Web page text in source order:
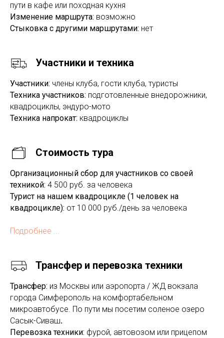
пути в кафе или походная кухня
Изменение маршрута: возможно
Стыковка с другими маршрутами: нет
Участники и техника
Участники: члены клуба, гости клуба, туристы
Техника участников: подготовленные внедорожники,
квадроциклы, эндуро-мото
Техника напрокат: квадроциклы
Стоимость тура
Организационный сбор для участников со своей
техникой: 4 500 руб. за человека
Турист на нашем квадроцикле (1 человек на
квадроцикле): от 10 000 руб./день за человека
Подробнее ...
Трансфер и перевозка техники
Трансфер: из Москвы или аэропорта / ЖД вокзала
города Симферополь на комфортабельном
микроавтобусе. По пути мы посетим соленое озеро
Сасык-Сиваш.
Перевозка техники: фурой, автовозом или прицепом